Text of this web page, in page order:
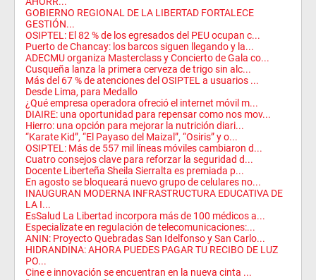
GOBIERNO REGIONAL DE LA LIBERTAD FORTALECE
GESTIÓN...
OSIPTEL: El 82 % de los egresados del PEU ocupan c...
Puerto de Chancay: los barcos siguen llegando y la...
ADECMU organiza Masterclass y Concierto de Gala co...
Cusqueña lanza la primera cerveza de trigo sin alc...
Más del 67 % de atenciones del OSIPTEL a usuarios ...
Desde Lima, para Medallo
¿Qué empresa operadora ofreció el internet móvil m...
DIAIRE: una oportunidad para repensar como nos mov...
Hierro: una opción para mejorar la nutrición diari...
“Karate Kid”, “El Payaso del Maizal”, “Osiris” y o...
OSIPTEL: Más de 557 mil líneas móviles cambiaron d...
Cuatro consejos clave para reforzar la seguridad d...
Docente Liberteña Sheila Sierralta es premiada p...
En agosto se bloqueará nuevo grupo de celulares no...
INAUGURAN MODERNA INFRASTRUCTURA EDUCATIVA DE
LA I...
EsSalud La Libertad incorpora más de 100 médicos a...
Especialízate en regulación de telecomunicaciones:...
ANIN: Proyecto Quebradas San Idelfonso y San Carlo...
HIDRANDINA: AHORA PUEDES PAGAR TU RECIBO DE LUZ
PO...
Cine e innovación se encuentran en la nueva cinta ...